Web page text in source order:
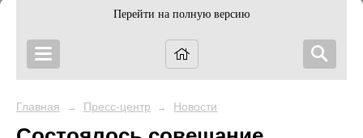
Перейти на полную версию
Главная → Пресс-центр → Новости